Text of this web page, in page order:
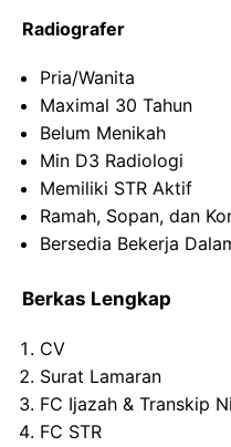
Radiografer
Pria/Wanita
Maximal 30 Tahun
Belum Menikah
Min D3 Radiologi
Memiliki STR Aktif
Ramah, Sopan, dan
Bersedia Bekerja
Berkas Lengkap
CV
Surat Lamaran
FC Ijazah & Transkip
FC STR